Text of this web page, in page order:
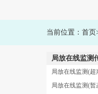
当前位置： 首页
局放在线监测
局放在线监测(超
局放在线监测(暂